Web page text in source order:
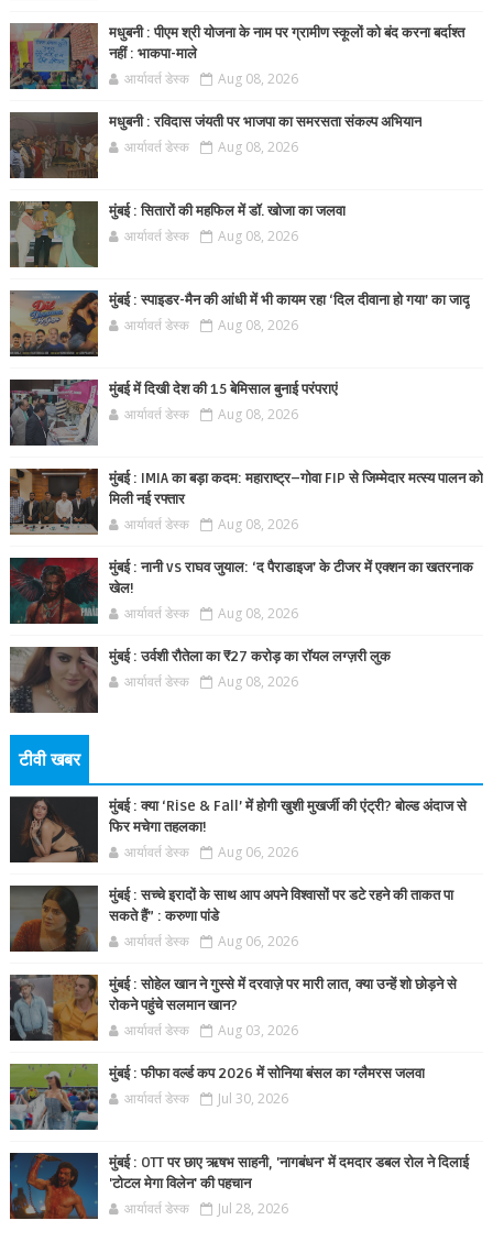
मधुबनी : पीएम श्री योजना के नाम पर ग्रामीण स्कूलों को बंद करना बर्दाश्त
नहीं : भाकपा-माले
आर्यावर्त डेस्क Aug 08, 2026
मधुबनी : रविदास जंयती पर भाजपा का समरसता संकल्प अभियान
आर्यावर्त डेस्क Aug 08, 2026
मुंबई : सितारों की महफिल में डॉ. खोजा का जलवा
आर्यावर्त डेस्क Aug 08, 2026
मुंबई : स्पाइडर-मैन की आंधी में भी कायम रहा ‘दिल दीवाना हो गया’ का जादू
आर्यावर्त डेस्क Aug 08, 2026
मुंबई में दिखी देश की 15 बेमिसाल बुनाई परंपराएं
आर्यावर्त डेस्क Aug 08, 2026
मुंबई : IMIA का बड़ा कदम: महाराष्ट्र–गोवा FIP से जिम्मेदार मत्स्य पालन को
मिली नई रफ्तार
आर्यावर्त डेस्क Aug 08, 2026
मुंबई : नानी vs राघव जुयाल: ‘द पैराडाइज’ के टीजर में एक्शन का खतरनाक
खेल!
आर्यावर्त डेस्क Aug 08, 2026
मुंबई : उर्वशी रौतेला का ₹27 करोड़ का रॉयल लग्ज़री लुक
आर्यावर्त डेस्क Aug 08, 2026
टीवी खबर
मुंबई : क्या ‘Rise & Fall’ में होगी खुशी मुखर्जी की एंट्री? बोल्ड अंदाज से
फिर मचेगा तहलका!
आर्यावर्त डेस्क Aug 06, 2026
मुंबई : सच्चे इरादों के साथ आप अपने विश्वासों पर डटे रहने की ताकत पा
सकते हैं” : करुणा पांडे
आर्यावर्त डेस्क Aug 06, 2026
मुंबई : सोहेल खान ने गुस्से में दरवाज़े पर मारी लात, क्या उन्हें शो छोड़ने से
रोकने पहुंचे सलमान खान?
आर्यावर्त डेस्क Aug 03, 2026
मुंबई : फीफा वर्ल्ड कप 2026 में सोनिया बंसल का ग्लैमरस जलवा
आर्यावर्त डेस्क Jul 30, 2026
मुंबई : OTT पर छाए ऋषभ साहनी, 'नागबंधन' में दमदार डबल रोल ने दिलाई
'टोटल मेगा विलेन' की पहचान
आर्यावर्त डेस्क Jul 28, 2026